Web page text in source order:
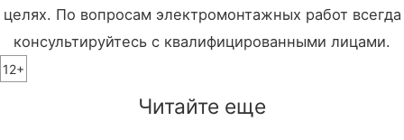
целях. По вопросам электромонтажных работ всегда
консультируйтесь с квалифицированными лицами.
12+
Читайте еще